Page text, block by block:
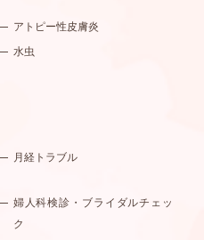
アトピー性皮膚炎
水虫
月経トラブル
婦人科検診・ブライダルチェッ
ク